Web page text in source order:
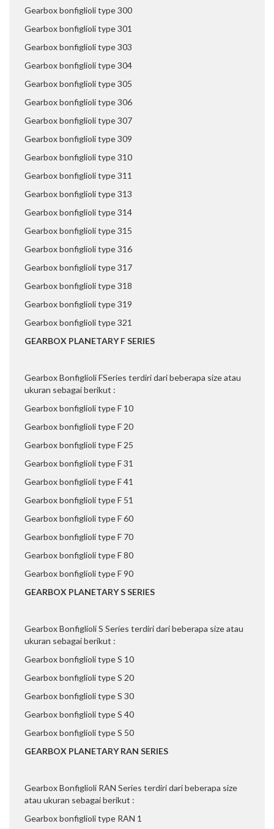
Gearbox bonfiglioli type 300
Gearbox bonfiglioli type 301
Gearbox bonfiglioli type 303
Gearbox bonfiglioli type 304
Gearbox bonfiglioli type 305
Gearbox bonfiglioli type 306
Gearbox bonfiglioli type 307
Gearbox bonfiglioli type 309
Gearbox bonfiglioli type 310
Gearbox bonfiglioli type 311
Gearbox bonfiglioli type 313
Gearbox bonfiglioli type 314
Gearbox bonfiglioli type 315
Gearbox bonfiglioli type 316
Gearbox bonfiglioli type 317
Gearbox bonfiglioli type 318
Gearbox bonfiglioli type 319
Gearbox bonfiglioli type 321
GEARBOX PLANETARY F SERIES
Gearbox Bonfiglioli FSeries terdiri dari beberapa size atau
ukuran sebagai berikut :
Gearbox bonfiglioli type F 10
Gearbox bonfiglioli type F 20
Gearbox bonfiglioli type F 25
Gearbox bonfiglioli type F 31
Gearbox bonfiglioli type F 41
Gearbox bonfiglioli type F 51
Gearbox bonfiglioli type F 60
Gearbox bonfiglioli type F 70
Gearbox bonfiglioli type F 80
Gearbox bonfiglioli type F 90
GEARBOX PLANETARY S SERIES
Gearbox Bonfiglioli S Series terdiri dari beberapa size atau
ukuran sebagai berikut :
Gearbox bonfiglioli type S 10
Gearbox bonfiglioli type S 20
Gearbox bonfiglioli type S 30
Gearbox bonfiglioli type S 40
Gearbox bonfiglioli type S 50
GEARBOX PLANETARY RAN SERIES
Gearbox Bonfiglioli RAN Series terdiri dari beberapa size
atau ukuran sebagai berikut :
Gearbox bonfiglioli type RAN 1